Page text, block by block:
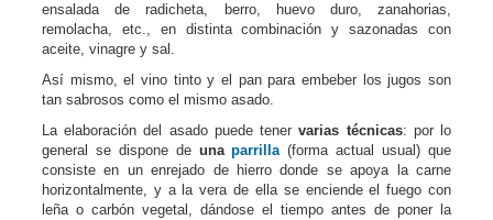
ensalada de radicheta, berro, huevo duro, zanahorias,
remolacha, etc., en distinta combinación y sazonadas con
aceite, vinagre y sal.
Así mismo, el vino tinto y el pan para embeber los jugos son
tan sabrosos como el mismo asado.
La elaboración del asado puede tenervarias técnicas: por lo
general se dispone de unaparrilla(forma actual usual) que
consiste en un enrejado de hierro donde se apoya la carne
horizontalmente, y a la vera de ella se enciende el fuego con
leña o carbón vegetal, dándose el tiempo antes de poner la